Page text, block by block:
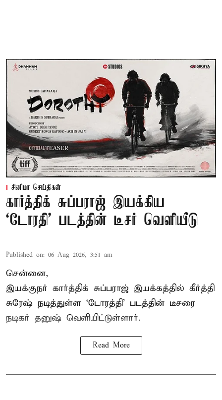
சினிமா செய்திகள்
கார்த்திக் சுப்பராஜ் இயக்கிய
`டோரதி' படத்தின் டீசர் வெளியீடு
Published on: 06 Aug 2026, 3:51 am
சென்னை,
இயக்குநர் கார்த்திக் சுப்பராஜ் இயக்கத்தில் கீர்த்தி
சுரேஷ் நடித்துள்ள `டோரத்தி' படத்தின் டீசரை
நடிகர் தனுஷ் வெளியிட்டுள்ளார்.
Read More